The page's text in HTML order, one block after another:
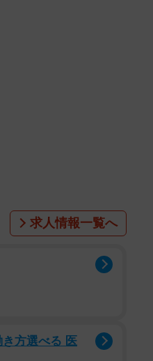
求人情報一覧へ
方選べる 医